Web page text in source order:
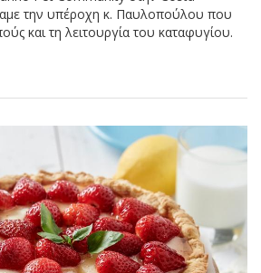
την υπέροχη κ. Παυλοπούλου που
και τη λειτουργία του καταφυγίου.